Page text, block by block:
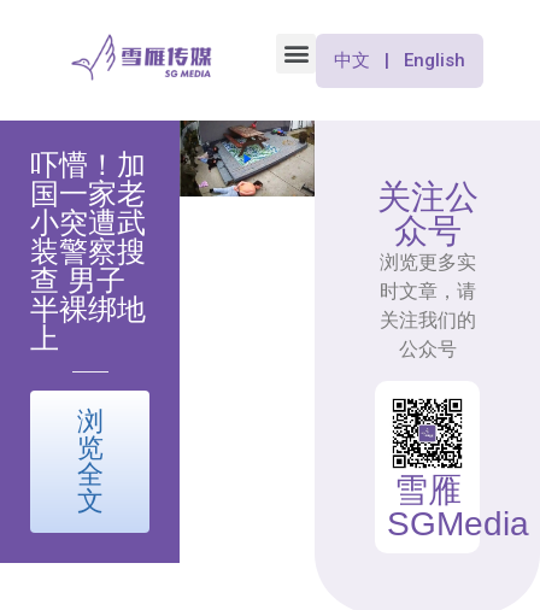
中文 | English
吓懵！加
国一家老
小突遭武
装警察搜
查 男子
半裸绑地
上
浏
览
全
文
关注公
众号
浏览更多实
时文章，请
关注我们的
公众号
雪雁
SGMedia